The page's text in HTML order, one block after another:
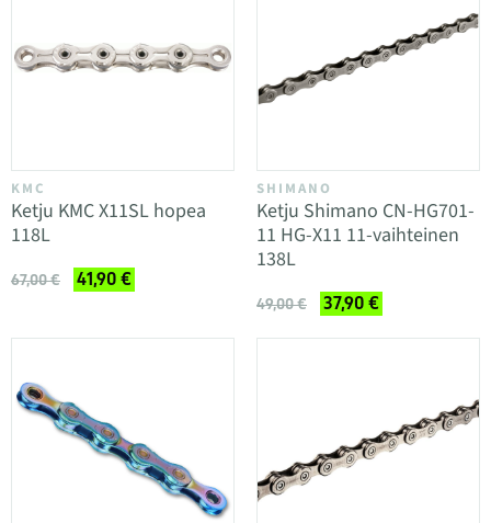
KMC
Ketju KMC X11SL hopea
118L
67,00 € 41,90 €
SHIMANO
Ketju Shimano CN-HG701-
11 HG-X11 11-vaihteinen
138L
49,00 € 37,90 €